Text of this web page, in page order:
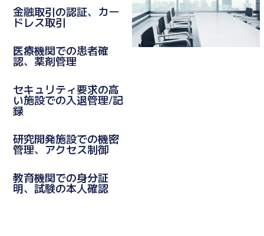
金融取引の認証、カー
ドレス取引
医療機関での患者確
認、薬剤管理
セキュリティ要求の高
い施設での入退管理/記
録
研究開発施設での機密
管理、アクセス制御
教育機関での身分証
明、試験の本人確認